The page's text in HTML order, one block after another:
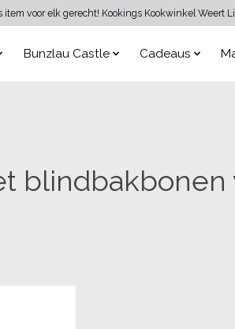
voor elk gerecht! Kookings Kookwinkel Weert
Bunzlau Castle Cadeaus
blindbakbonen